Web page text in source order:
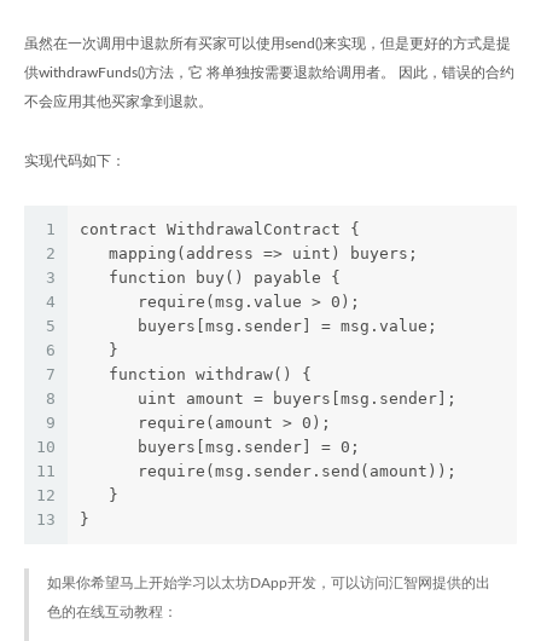
虽然在一次调用中退款所有买家可以使用send()来实现，但是更好的方式是提
供withdrawFunds()方法，它 将单独按需要退款给调用者。 因此，错误的合约
不会应用其他买家拿到退款。
实现代码如下：
1
2
3
4
5
6
7
8
9
10
11
12
13
contract WithdrawalContract {
   mapping(address => uint) buyers;
   function buy() payable {
      require(msg.value > 0);
      buyers[msg.sender] = msg.value;
   }
   function withdraw() {
      uint amount = buyers[msg.sender];
      require(amount > 0);
      buyers[msg.sender] = 0;
      require(msg.sender.send(amount));
   }
}
如果你希望马上开始学习以太坊DApp开发，可以访问汇智网提供的出
色的在线互动教程：